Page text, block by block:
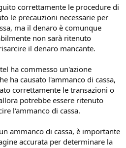
lavorare con te per cercare di
questione che possa sorgere nella
correttamente le procedure di
le precauzioni necessarie per
ma il denaro è comunque
non sarà ritenuto
il denaro mancante.
ha commesso un'azione
ha causato l'ammanco di cassa,
correttamente le transazioni o
potrebbe essere ritenuto
l'ammanco di cassa.
ammanco di cassa, è importante
accurata per determinare la